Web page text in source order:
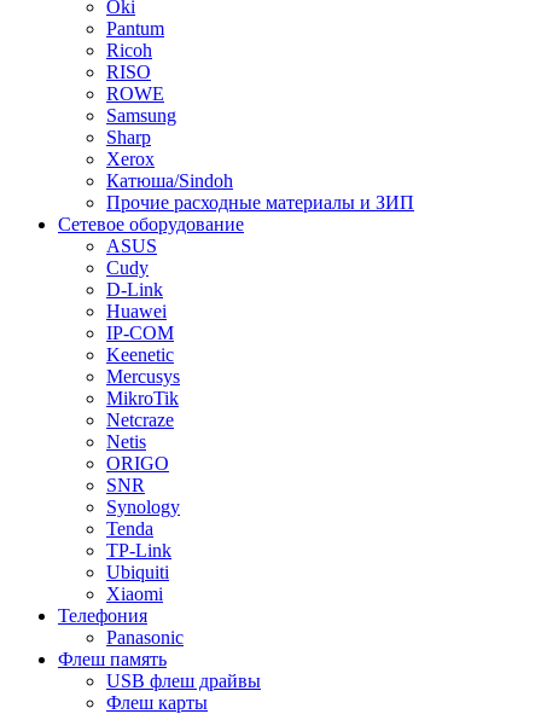
Oki
Pantum
Ricoh
RISO
ROWE
Samsung
Sharp
Xerox
Катюша/Sindoh
Прочие расходные материалы и ЗИП
Сетевое оборудование
ASUS
Cudy
D-Link
Huawei
IP-COM
Keenetic
Mercusys
MikroTik
Netcraze
Netis
ORIGO
SNR
Synology
Tenda
TP-Link
Ubiquiti
Xiaomi
Телефония
Panasonic
Флеш память
USB флеш драйвы
Флеш карты